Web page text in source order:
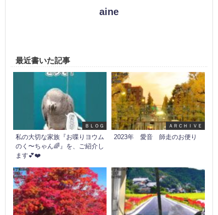
aine
最近書いた記事
ＢＬＯＧ
私の大切な家族『お喋りヨウム
のく〜ちゃん🌈』を、ご紹介し
ます💕❤️
ＡＲＣＨＩＶＥ
2023年 愛音 師走のお便り